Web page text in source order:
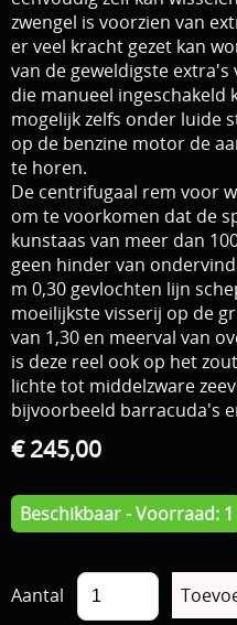
zwengel is voorzien van
er veel kracht gezet kan
van de geweldigste extra's
die manueel
mogelijk zelfs onder luide
op de benzine motor de
te horen.
De centrifugaal rem voor
om te voorkomen dat de
kunstaas van meer dan
geen hinder van
m 0,30 gevlochten lijn
moeilijkste visserij op de
van 1,30 en meerval van
is deze reel ook op het
lichte tot middelzware
bijvoorbeeld barracuda's
€ 245,00
Beschikbaar - Voorraad: 1
Aantal